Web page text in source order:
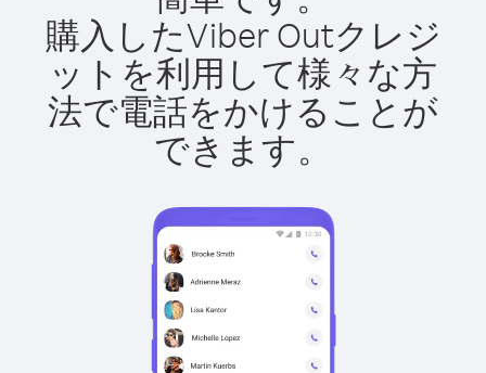
購入したViber Outクレジ
ットを利用して様々な方
法で電話をかけることが
できます。